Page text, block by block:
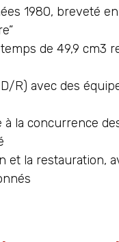
1980, breveté
de 49,9 cm3
R) avec des
la concurrence
et la restauration,